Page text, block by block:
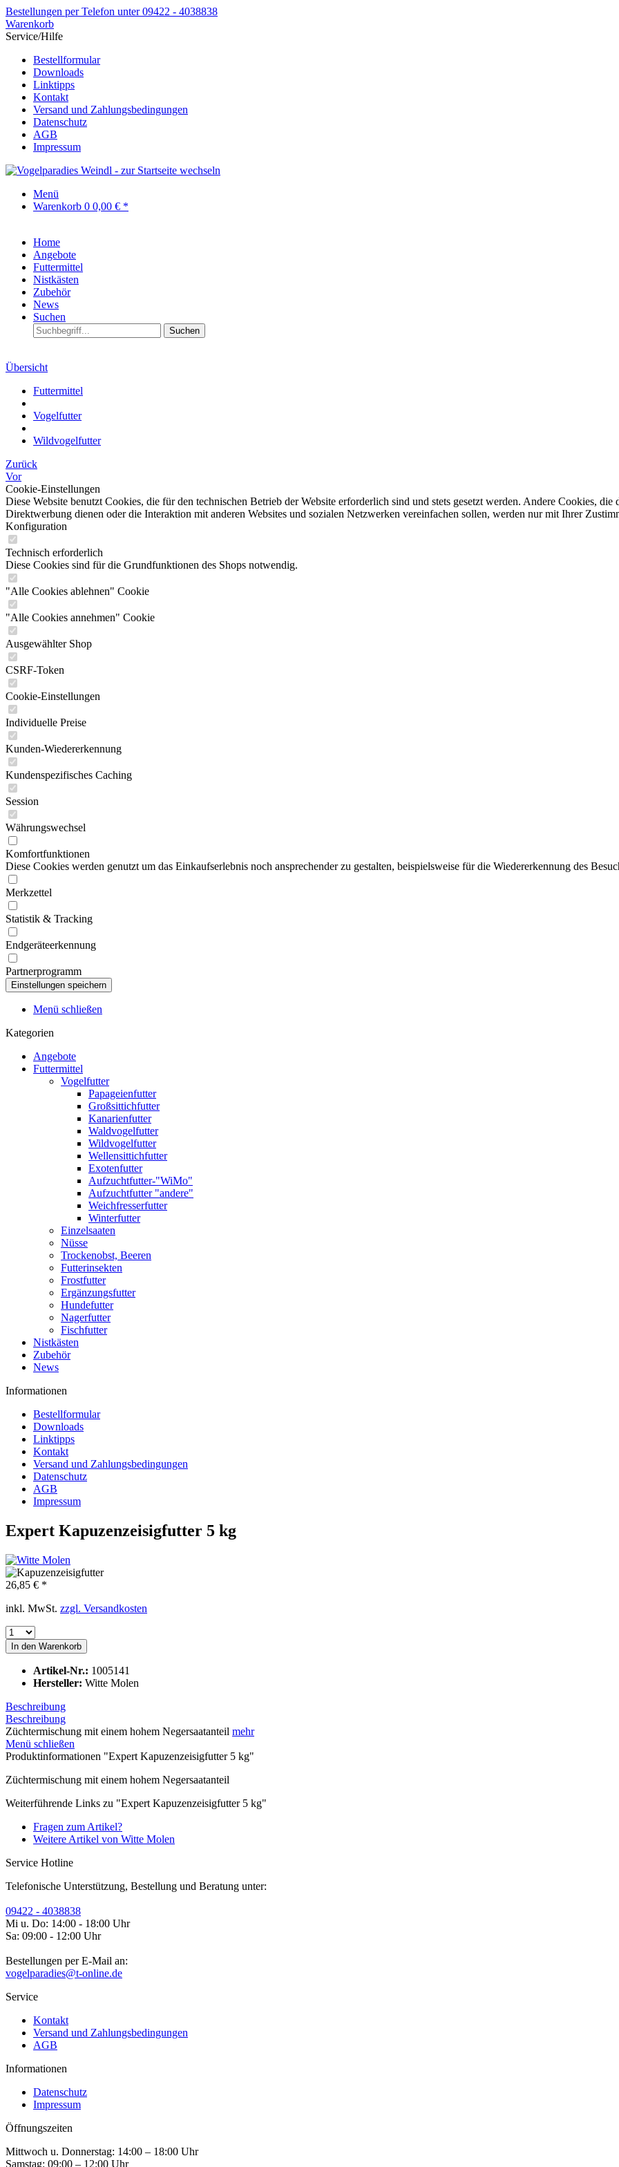
Bestellungen per Telefon unter 09422 - 4038838
Warenkorb
Service/Hilfe
Bestellformular
Downloads
Linktipps
Kontakt
Versand und Zahlungsbedingungen
Datenschutz
AGB
Impressum
Menü
Warenkorb 0 0,00 € *
Home
Angebote
Futtermittel
Nistkästen
Zubehör
News
Suchen
Suchen
Übersicht
Futtermittel
Vogelfutter
Wildvogelfutter
Zurück
Vor
Cookie-Einstellungen
Diese Website benutzt Cookies, die für den technischen Betrieb der Website erforderlich sind und stets gesetzt werden. Andere Cookies,
Direktwerbung dienen oder die Interaktion mit anderen Websites und sozialen Netzwerken vereinfachen sollen, werden nur mit Ihrer
Konfiguration
Technisch erforderlich
Diese Cookies sind für die Grundfunktionen des Shops notwendig.
"Alle Cookies ablehnen" Cookie
"Alle Cookies annehmen" Cookie
Ausgewählter Shop
CSRF-Token
Cookie-Einstellungen
Individuelle Preise
Kunden-Wiedererkennung
Kundenspezifisches Caching
Session
Währungswechsel
Komfortfunktionen
Diese Cookies werden genutzt um das Einkaufserlebnis noch ansprechender zu gestalten, beispielsweise für die Wiedererkennung des
Merkzettel
Statistik & Tracking
Endgeräteerkennung
Partnerprogramm
Menü schließen
Kategorien
Angebote
Futtermittel
Vogelfutter
Papageienfutter
Großsittichfutter
Kanarienfutter
Waldvogelfutter
Wildvogelfutter
Wellensittichfutter
Exotenfutter
Aufzuchtfutter-"WiMo"
Aufzuchtfutter "andere"
Weichfresserfutter
Winterfutter
Einzelsaaten
Nüsse
Trockenobst, Beeren
Futterinsekten
Frostfutter
Ergänzungsfutter
Hundefutter
Nagerfutter
Fischfutter
Nistkästen
Zubehör
News
Informationen
Bestellformular
Downloads
Linktipps
Kontakt
Versand und Zahlungsbedingungen
Datenschutz
AGB
Impressum
Expert Kapuzenzeisigfutter 5 kg
26,85 € *
inkl. MwSt. zzgl. Versandkosten
In den Warenkorb
Artikel-Nr.: 1005141
Hersteller: Witte Molen
Beschreibung
Beschreibung
Züchtermischung mit einem hohem Negersaatanteil mehr
Menü schließen
Produktinformationen "Expert Kapuzenzeisigfutter 5 kg"
Züchtermischung mit einem hohem Negersaatanteil
Weiterführende Links zu "Expert Kapuzenzeisigfutter 5 kg"
Fragen zum Artikel?
Weitere Artikel von Witte Molen
Service Hotline
Telefonische Unterstützung, Bestellung und Beratung unter:
09422 - 4038838
Mi u. Do: 14:00 - 18:00 Uhr
Sa: 09:00 - 12:00 Uhr
Bestellungen per E-Mail an:
vogelparadies@t-online.de
Service
Kontakt
Versand und Zahlungsbedingungen
AGB
Informationen
Datenschutz
Impressum
Öffnungszeiten
Mittwoch u. Donnerstag: 14:00 – 18:00 Uhr
Samstag: 09:00 – 12:00 Uhr